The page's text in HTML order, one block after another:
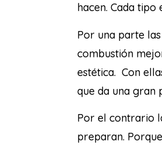
hacen. Cada tipo
Por una parte
combustión
estética. Con
que da una gran
Por el contrario
preparan.